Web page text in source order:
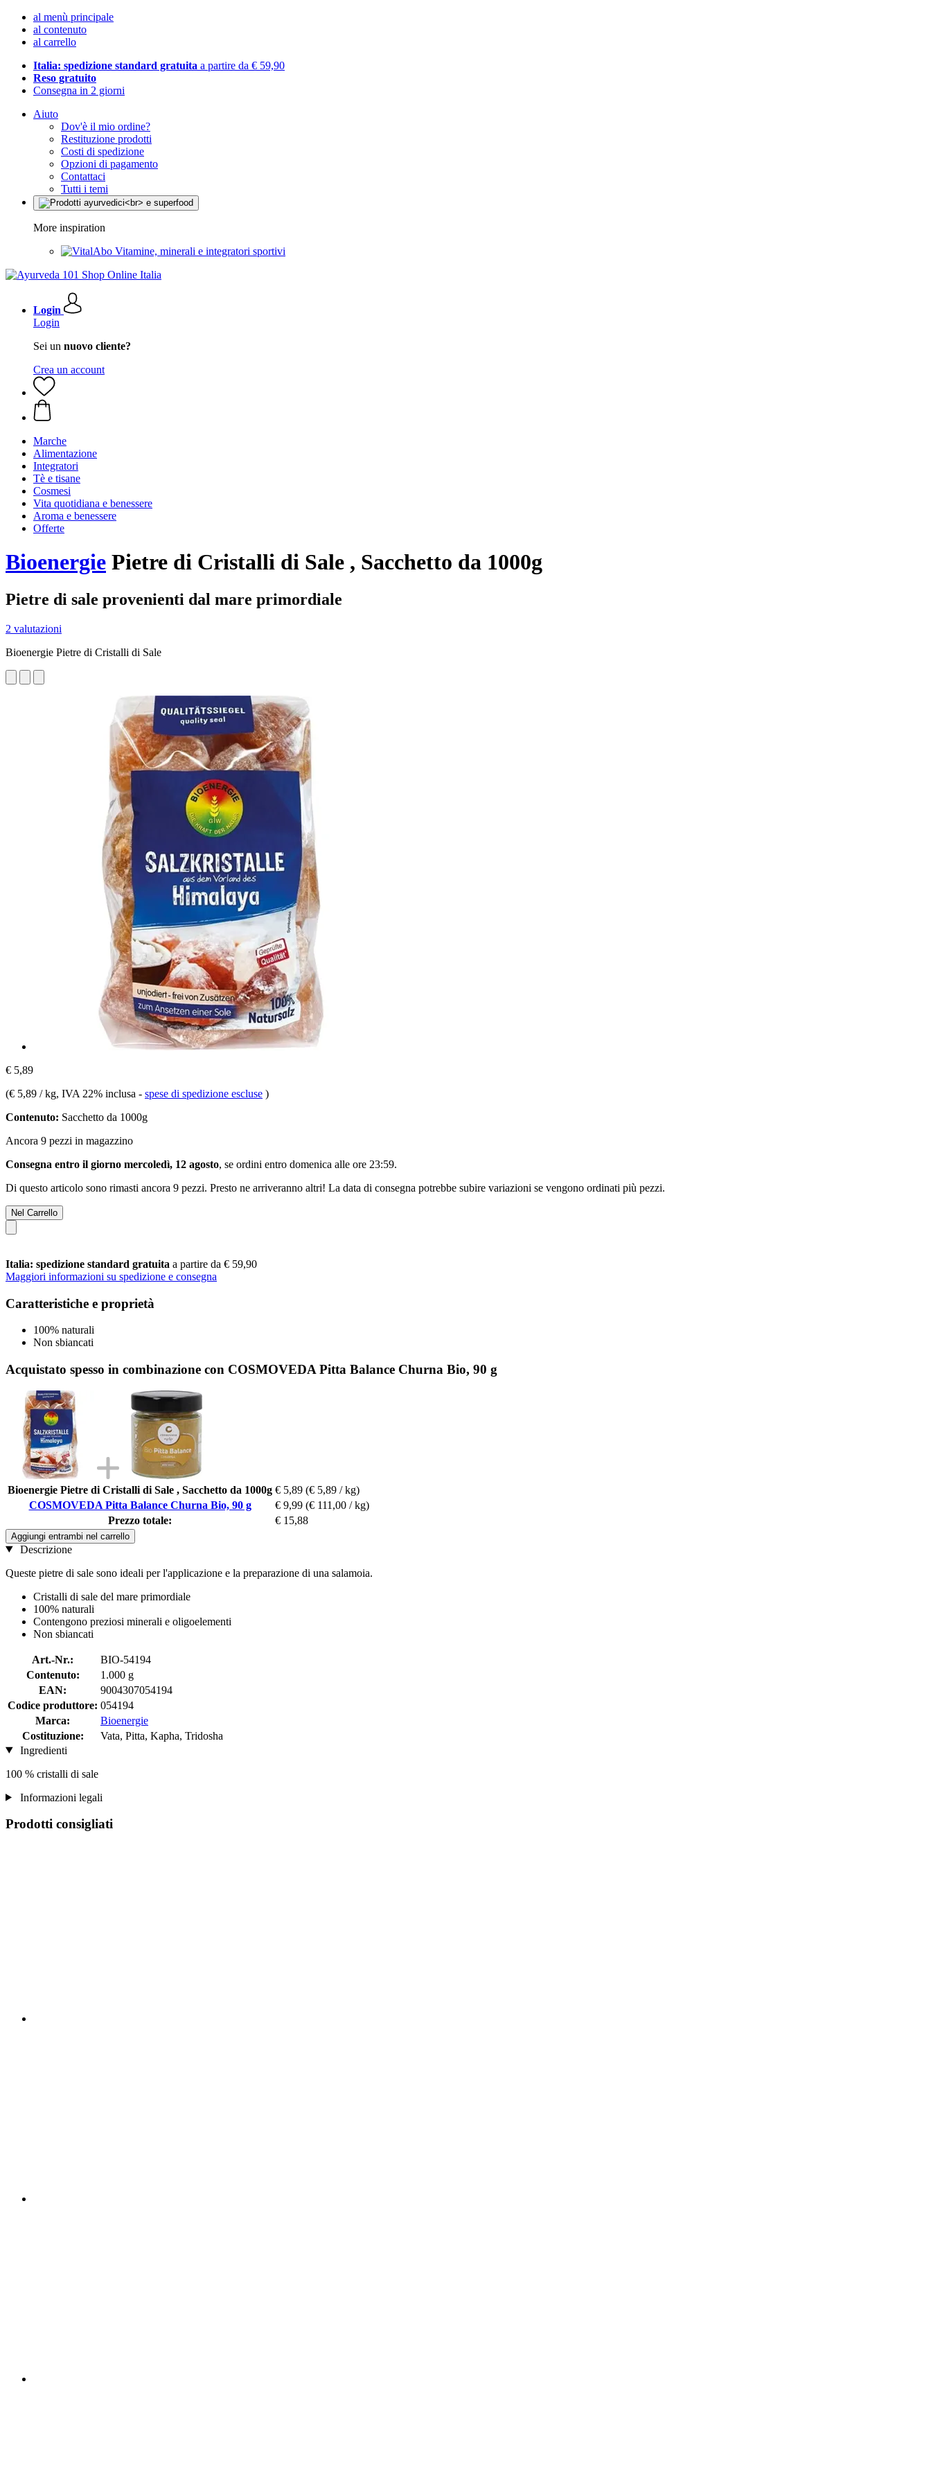
al menù principale
al contenuto
al carrello
Italia: spedizione standard gratuita a partire da € 59,90
Reso gratuito
Consegna in 2 giorni
Aiuto
Dov'è il mio ordine?
Restituzione prodotti
Costi di spedizione
Opzioni di pagamento
Contattaci
Tutti i temi
More inspiration
Vitamine, minerali e integratori sportivi
Login
Login
Sei un nuovo cliente?
Crea un account
Marche
Alimentazione
Integratori
Tè e tisane
Cosmesi
Vita quotidiana e benessere
Aroma e benessere
Offerte
Bioenergie Pietre di Cristalli di Sale , Sacchetto da 1000g
Pietre di sale provenienti dal mare primordiale
2 valutazioni
Bioenergie Pietre di Cristalli di Sale
€ 5,89
(€ 5,89 / kg, IVA 22% inclusa - spese di spedizione escluse )
Contenuto: Sacchetto da 1000g
Ancora 9 pezzi in magazzino
Consegna entro il giorno mercoledì, 12 agosto, se ordini entro domenica alle ore 23:59.
Di questo articolo sono rimasti ancora 9 pezzi. Presto ne arriveranno altri! La data di consegna potrebbe subire variazioni se vengono ordinati più pezzi.
Nel Carrello
Italia: spedizione standard gratuita a partire da € 59,90
Maggiori informazioni su spedizione e consegna
Caratteristiche e proprietà
100% naturali
Non sbiancati
Acquistato spesso in combinazione con COSMOVEDA Pitta Balance Churna Bio, 90 g
Bioenergie Pietre di Cristalli di Sale , Sacchetto da 1000g € 5,89 (€ 5,89 / kg)
COSMOVEDA Pitta Balance Churna Bio, 90 g
€ 9,99 (€ 111,00 / kg)
Prezzo totale:
€ 15,88
Aggiungi entrambi nel carrello
Descrizione
Queste pietre di sale sono ideali per l'applicazione e la preparazione di una salamoia.
Cristalli di sale del mare primordiale
100% naturali
Contengono preziosi minerali e oligoelementi
Non sbiancati
Art.-Nr.:
BIO-54194
Contenuto:
1.000 g
EAN:
9004307054194
Codice produttore: 054194
Marca:
Bioenergie
Costituzione:
Vata, Pitta, Kapha, Tridosha
Ingredienti
100 % cristalli di sale
Informazioni legali
Prodotti consigliati